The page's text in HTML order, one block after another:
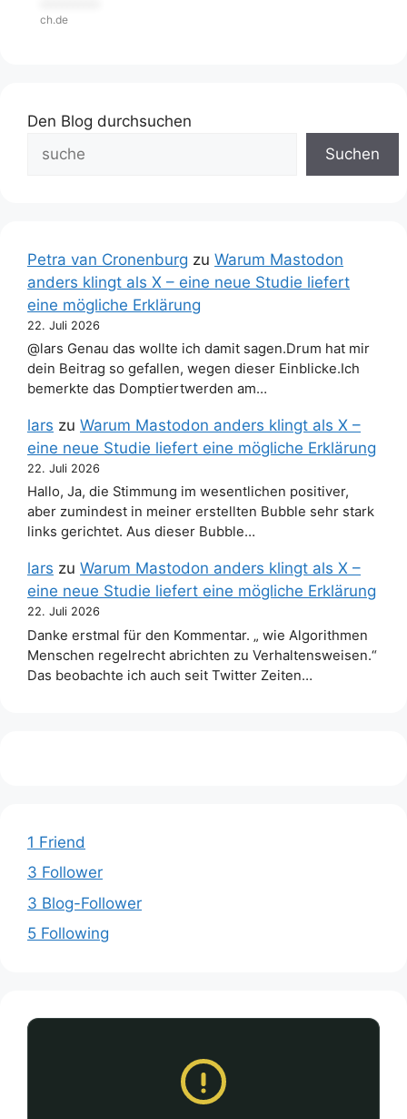
ch.de
Den Blog durchsuchen
Suchen
Petra van Cronenburg zu Warum Mastodon
anders klingt als X – eine neue Studie liefert
eine mögliche Erklärung
22. Juli 2026
@lars Genau das wollte ich damit sagen.Drum hat mir
dein Beitrag so gefallen, wegen dieser Einblicke.Ich
bemerkte das Domptiertwerden am…
lars zu Warum Mastodon anders klingt als X –
eine neue Studie liefert eine mögliche Erklärung
22. Juli 2026
Hallo, Ja, die Stimmung im wesentlichen positiver,
aber zumindest in meiner erstellten Bubble sehr stark
links gerichtet. Aus dieser Bubble…
lars zu Warum Mastodon anders klingt als X –
eine neue Studie liefert eine mögliche Erklärung
22. Juli 2026
Danke erstmal für den Kommentar. „ wie Algorithmen
Menschen regelrecht abrichten zu Verhaltensweisen.“
Das beobachte ich auch seit Twitter Zeiten…
1 Friend
3 Follower
3 Blog-Follower
5 Following